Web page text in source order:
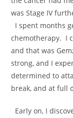
was Stage IV
I spent months
chemotherapy. I
and that was
strong, and I
determined to
break, and at full
Early on, I